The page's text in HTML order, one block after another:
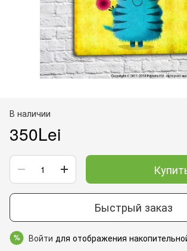
В наличии
350Lei
Быстрый заказ
% Войти для отображения